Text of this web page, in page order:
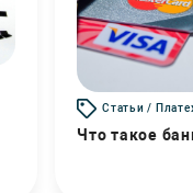
Статьи /
Что такое